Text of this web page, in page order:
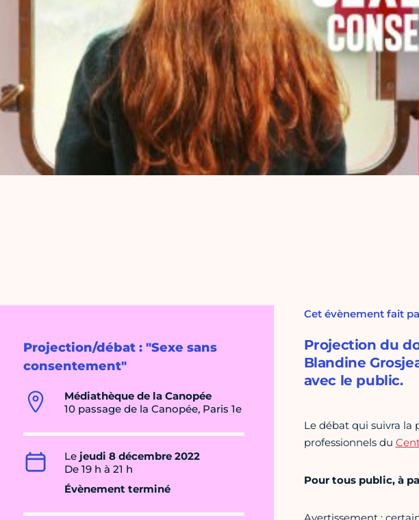
Projection/débat : "Sexe sans
consentement"
Médiathèque de la Canopée
10 passage de la Canopée, Paris 1e
Le jeudi 8 décembre 2022
De 19 h à 21 h
Évènement terminé
Cet évènement fait
Projection du
Blandine
avec le public.
Le débat qui suivra la
professionnels du
Pour tous public, à